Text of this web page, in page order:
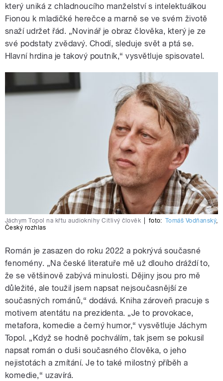
který uniká z chladnoucího manželství s intelektuálkou
Fionou k mladičké herečce a marně se ve svém životě
snaží udržet řád. „Novinář je obraz člověka, který je ze
své podstaty zvědavý. Chodí, sleduje svět a ptá se.
Hlavní hrdina je takový poutník,“ vysvětluje spisovatel.
Jáchym Topol na křtu audioknihy Citlivý člověk foto: Tomáš Vodňanský,
Český rozhlas
Román je zasazen do roku 2022 a pokrývá současné
fenomény. „Na české literatuře mě už dlouho dráždí to,
že se většinově zabývá minulosti. Dějiny jsou pro mě
důležité, ale toužil jsem napsat nejsoučasnější ze
současných románů,“ dodává. Kniha zároveň pracuje s
motivem atentátu na prezidenta. „Je to provokace,
metafora, komedie a černý humor,“ vysvětluje Jáchym
Topol. „Když se hodně pochválím, tak jsem se pokusil
napsat román o duši současného člověka, o jeho
nejistotách a zmítání. Je to také milostný příběh a
komedie,“ uzavírá.